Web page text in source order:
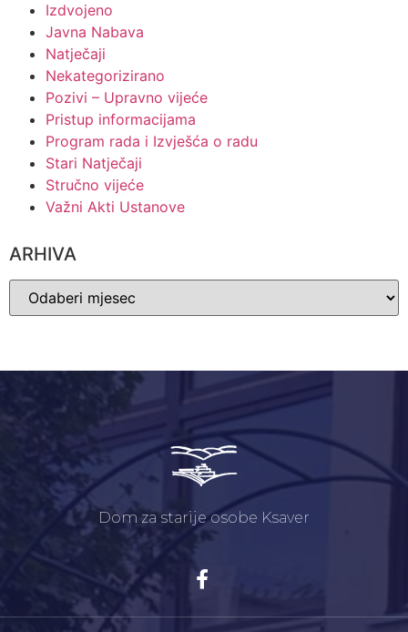
Izdvojeno
Javna Nabava
Natječaji
Nekategorizirano
Pozivi – Upravno vijeće
Pristup informacijama
Program rada i Izvješća o radu
Stari Natječaji
Stručno vijeće
Važni Akti Ustanove
ARHIVA
Dom za starije osobe Ksaver